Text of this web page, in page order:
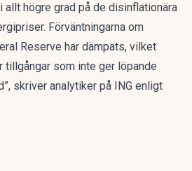
allt högre grad på de disinflationära
Förväntningarna om
Reserve har dämpats, vilket
som inte ger löpande
skriver analytiker på ING enligt